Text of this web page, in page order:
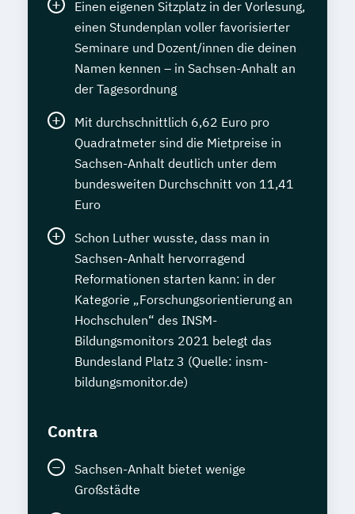
Einen eigenen Sitzplatz in der Vorlesung,
einen Stundenplan voller favorisierter
Seminare und Dozent/innen die deinen
Namen kennen – in Sachsen-Anhalt an
der Tagesordnung
Mit durchschnittlich 6,62 Euro pro
Quadratmeter sind die Mietpreise in
Sachsen-Anhalt deutlich unter dem
bundesweiten Durchschnitt von 11,41
Euro
Schon Luther wusste, dass man in
Sachsen-Anhalt hervorragend
Reformationen starten kann: in der
Kategorie „Forschungsorientierung an
Hochschulen“ des INSM-
Bildungsmonitors 2021 belegt das
Bundesland Platz 3 (Quelle: insm-
bildungsmonitor.de)
Contra
Sachsen-Anhalt bietet wenige
Großstädte